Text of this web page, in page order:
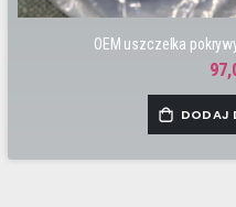
OEM uszczelka
DODAJ